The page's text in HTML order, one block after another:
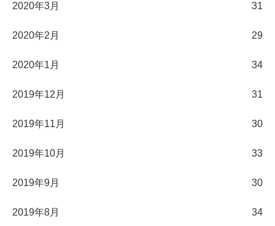
2020年3月 31
2020年2月 29
2020年1月 34
2019年12月 31
2019年11月 30
2019年10月 33
2019年9月 30
2019年8月 34